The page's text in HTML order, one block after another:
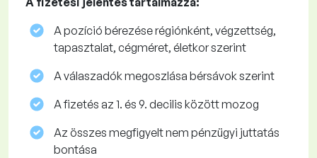
A pozíció bérezése régiónként, végzettség,
tapasztalat, cégméret, életkor szerint
A válaszadók megoszlása ​​bérsávok szerint
A fizetés az 1. és 9. decilis között mozog
Az összes megfigyelt nem pénzügyi juttatás
bontása